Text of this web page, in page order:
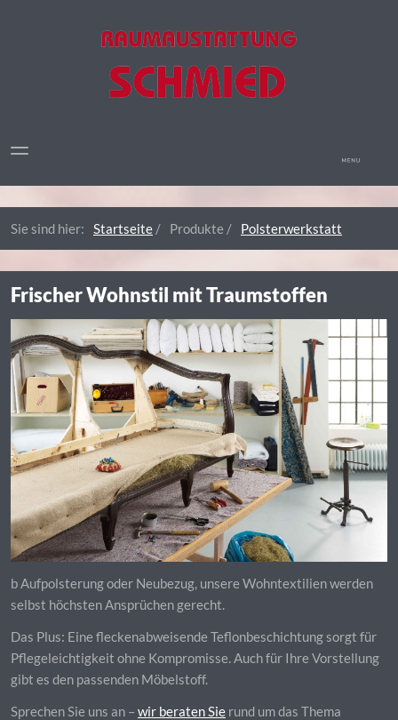
Sie sind hier: Startseite / Produkte / Polsterwerkstatt
Frischer Wohnstil mit Traumstoffen
b Aufpolsterung oder Neubezug, unsere Wohntextilien werden
selbst höchsten Ansprüchen gerecht.
Das Plus: Eine fleckenabweisende Teflonbeschichtung sorgt für
Pflegeleichtigkeit ohne Kompromisse. Auch für Ihre Vorstellung
gibt es den passenden Möbelstoff.
Sprechen Sie uns an – wir beraten Sie rund um das Thema